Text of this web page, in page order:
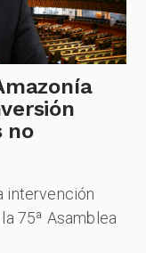
no
intervención
75ª Asamblea